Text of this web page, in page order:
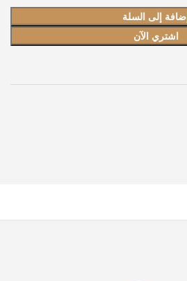
إضافة إلى السلة
اشتري الآن